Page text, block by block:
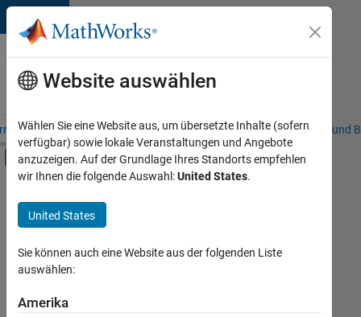
Weiter zum Inhalt
Karriere
bei
MathWorks
– Übersicht Stellensuche Niederlassungen Studierende und
Umschaltung für Off-Canvas-
Hauptinhalt
Praktika
Commercial Sales
Customer Support
Education Sales
Sales Operations
+8
Derzeit
Website auswählen
Wählen Sie eine Website aus, um übersetzte Inhalte (sofern
verfügbar) sowie lokale Veranstaltungen und Angebote
anzuzeigen. Auf der Grundlage Ihres Standorts empfehlen
wir Ihnen die folgende Auswahl:United States.
United States
Sie können auch eine Website aus der folgenden Liste
auswählen:
Amerika